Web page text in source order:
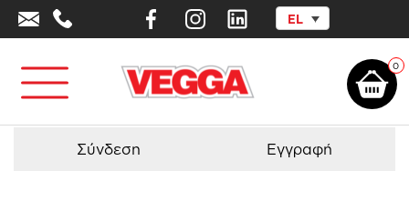
EL
0
Αρχική σελίδα Προϊόντα - Εξοπλισμός Παιχνιδοκατασκευές/
Σύνδεση Εγγραφή